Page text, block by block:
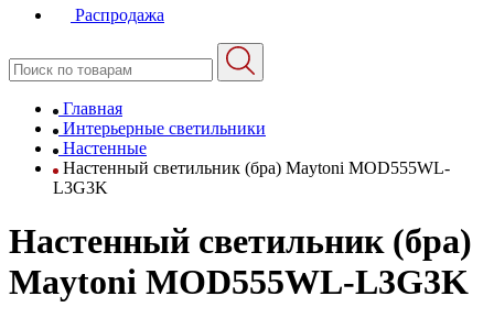
Распродажа
Главная
Интерьерные светильники
Настенные
Настенный светильник (бра) Maytoni MOD555WL-
L3G3K
Настенный светильник (бра)
Maytoni MOD555WL-L3G3K